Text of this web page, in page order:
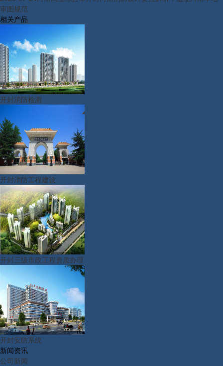
审图规范
相关产品
开封消防检测
开封消防工程建设
开封三级市政工程资质办理
开封安防系统
新闻资讯
公司新闻